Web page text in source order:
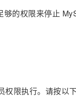
够的权限来停止
限执行。请按以下